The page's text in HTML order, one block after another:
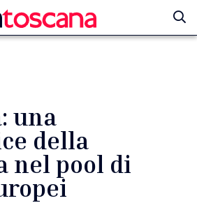
una
della
nel pool di